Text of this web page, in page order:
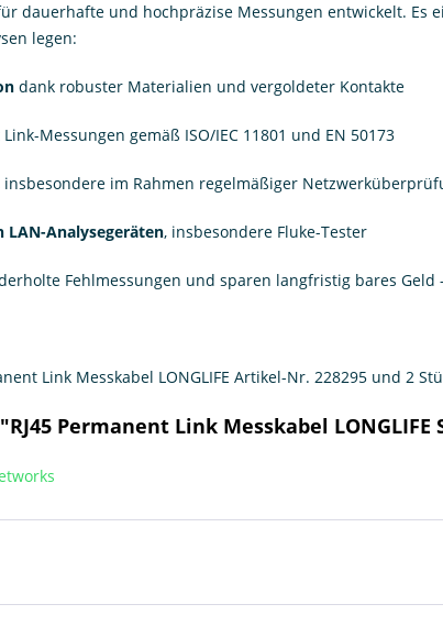
dauerhafte und hochpräzise Messungen entwickelt.
legen:
dank robuster Materialien und vergoldeter Kontakte
Messungen gemäß ISO/IEC 11801 und EN 50173
insbesondere im Rahmen regelmäßiger
Analysegeräten, insbesondere Fluke-Tester
Fehlmessungen und sparen langfristig bares
Link Messkabel LONGLIFE Artikel-Nr. 228295 und 2
Permanent Link Messkabel LONGLIFE